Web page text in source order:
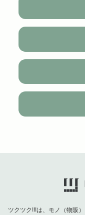
ツクツク!!!は、モノ（物販